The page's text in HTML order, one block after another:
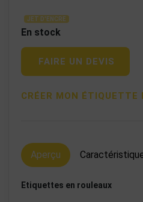
JET D'ENCRE
En stock
FAIRE UN DEVIS
CRÉER MON ÉTIQUETTE
Aperçu
Etiquettes en rouleaux